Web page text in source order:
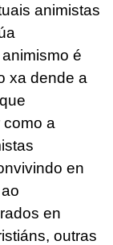
animistas
é
xa dende a
a
en
en
outras